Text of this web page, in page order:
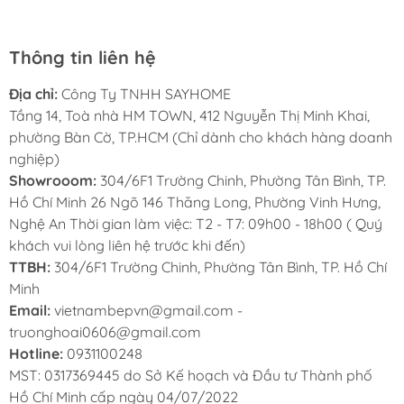
Thông tin liên hệ
Địa chỉ: Công Ty TNHH SAYHOME
Tầng 14, Toà nhà HM TOWN, 412 Nguyễn Thị Minh Khai,
phường Bàn Cờ, TP.HCM (Chỉ dành cho khách hàng doanh
nghiệp)
Showrooom: 304/6F1 Trường Chinh, Phường Tân Bình, TP.
Hồ Chí Minh 26 Ngõ 146 Thăng Long, Phường Vinh Hưng,
Nghệ An Thời gian làm việc: T2 - T7: 09h00 - 18h00 ( Quý
khách vui lòng liên hệ trước khi đến)
TTBH: 304/6F1 Trường Chinh, Phường Tân Bình, TP. Hồ Chí
Minh
Email: vietnambepvn@gmail.com -
truonghoai0606@gmail.com
Hotline: 0931100248
MST: 0317369445 do Sở Kế hoạch và Đầu tư Thành phố
Hồ Chí Minh cấp ngày 04/07/2022